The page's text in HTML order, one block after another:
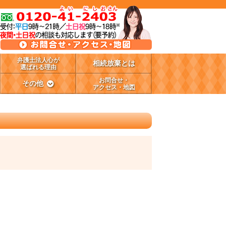
弁護士法人心が
選ばれる理由
相続放棄とは
その他
お問合せ・
アクセス・地図